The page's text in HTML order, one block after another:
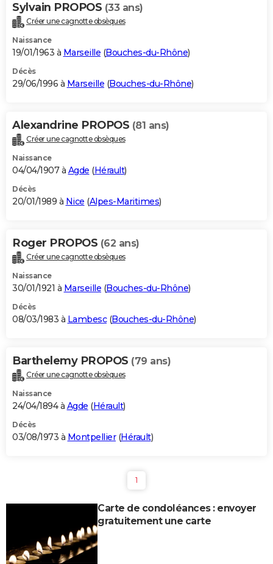
Sylvain PROPOS (33 ans)
Créer une cagnotte obsèques
Naissance
19/01/1963 à Marseille (Bouches-du-Rhône)
Décès
29/06/1996 à Marseille (Bouches-du-Rhône)
Alexandrine PROPOS (81 ans)
Créer une cagnotte obsèques
Naissance
04/04/1907 à Agde (Hérault)
Décès
20/01/1989 à Nice (Alpes-Maritimes)
Roger PROPOS (62 ans)
Créer une cagnotte obsèques
Naissance
30/01/1921 à Marseille (Bouches-du-Rhône)
Décès
08/03/1983 à Lambesc(Bouches-du-Rhône)
Barthelemy PROPOS (79 ans)
Créer une cagnotte obsèques
Naissance
24/04/1894 à Agde (Hérault)
Décès
03/08/1973 à Montpellier(Hérault)
1
Carte de condoléances : envoyer
gratuitement une carte